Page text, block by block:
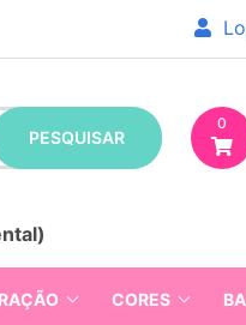
PESQUISAR
0
CORES